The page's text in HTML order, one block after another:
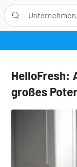
HelloFresh:
großes